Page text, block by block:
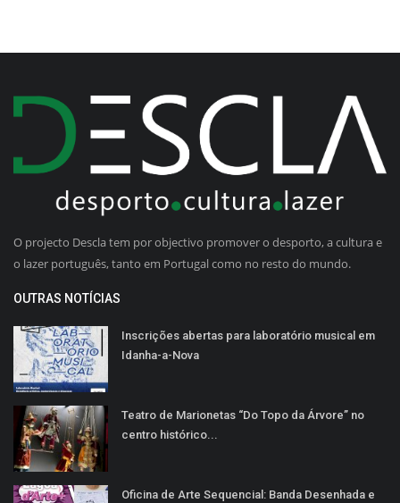
O projecto Descla tem por objectivo promover o desporto, a cultura e
o lazer português, tanto em Portugal como no resto do mundo.
OUTRAS NOTÍCIAS
Inscrições abertas para laboratório musical em
Idanha-a-Nova
Teatro de Marionetas “Do Topo da Árvore” no
centro histórico...
Oficina de Arte Sequencial: Banda Desenhada e